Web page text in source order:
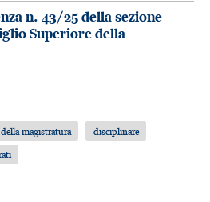
n. 43/25 della sezione
Superiore della
magistratura
disciplinare